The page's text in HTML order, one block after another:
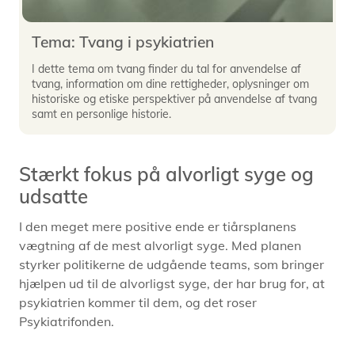
Tema: Tvang i psykiatrien
I dette tema om tvang finder du tal for anvendelse af
tvang, information om dine rettigheder, oplysninger om
historiske og etiske perspektiver på anvendelse af tvang
samt en personlige historie.
Stærkt fokus på alvorligt syge og
udsatte
I den meget mere positive ende er tiårsplanens
vægtning af de mest alvorligt syge. Med planen
styrker politikerne de udgående teams, som bringer
hjælpen ud til de alvorligst syge, der har brug for, at
psykiatrien kommer til dem, og det roser
Psykiatrifonden.